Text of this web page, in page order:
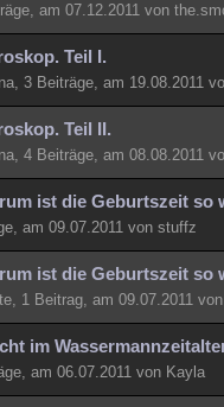
am 07.12.2011 von
Teil I.
3 Beiträge, am 19.08.2011
Teil II.
4 Beiträge, am 08.08.2011
ist die Geburtszeit so
am 09.07.2011 von stuffz
ist die Geburtszeit so
1 Beitrag, am 09.07.2011
im
am 06.07.2011 von Kayla